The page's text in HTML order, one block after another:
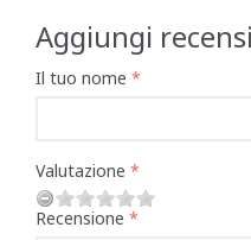
Aggiungi
Il tuo nome
Valutazione
Recensione